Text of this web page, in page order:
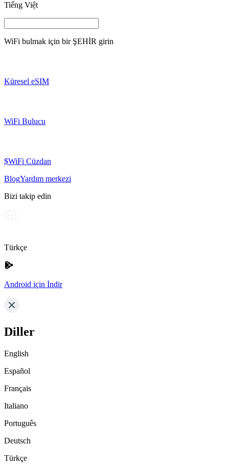
Tiếng Việt
WiFi bulmak için bir ŞEHİR girin
Küresel eSIM
WiFi Bulucu
$WiFi Cüzdan
BlogYardım merkezi
Bizi takip edin
Türkçe
Android için İndir
Diller
English
Español
Français
Italiano
Português
Deutsch
Türkçe